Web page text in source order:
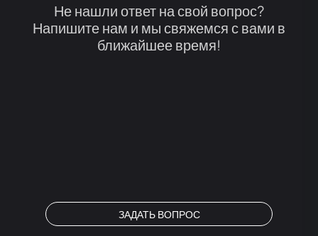
Не нашли ответ на свой вопрос?
Напишите нам и мы свяжемся с вами в
ближайшее время!
ЗАДАТЬ ВОПРОС